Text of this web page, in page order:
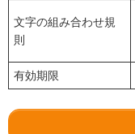
文字の組み合わせ規
則
有効期限